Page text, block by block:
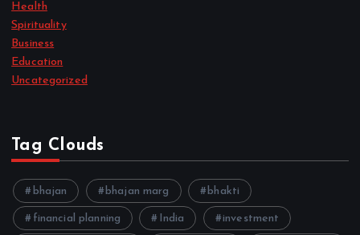
Health
Spirituality
Business
Education
Uncategorized
Tag Clouds
bhajan bhajan marg bhakti
financial planning India investment